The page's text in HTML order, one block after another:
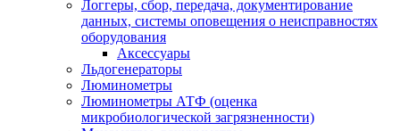
Логгеры, сбор, передача, документирование
данных, системы оповещения о неисправностях
оборудования
Аксессуары
Льдогенераторы
Люминометры
Люминометры АТФ (оценка
микробиологической загрязненности)